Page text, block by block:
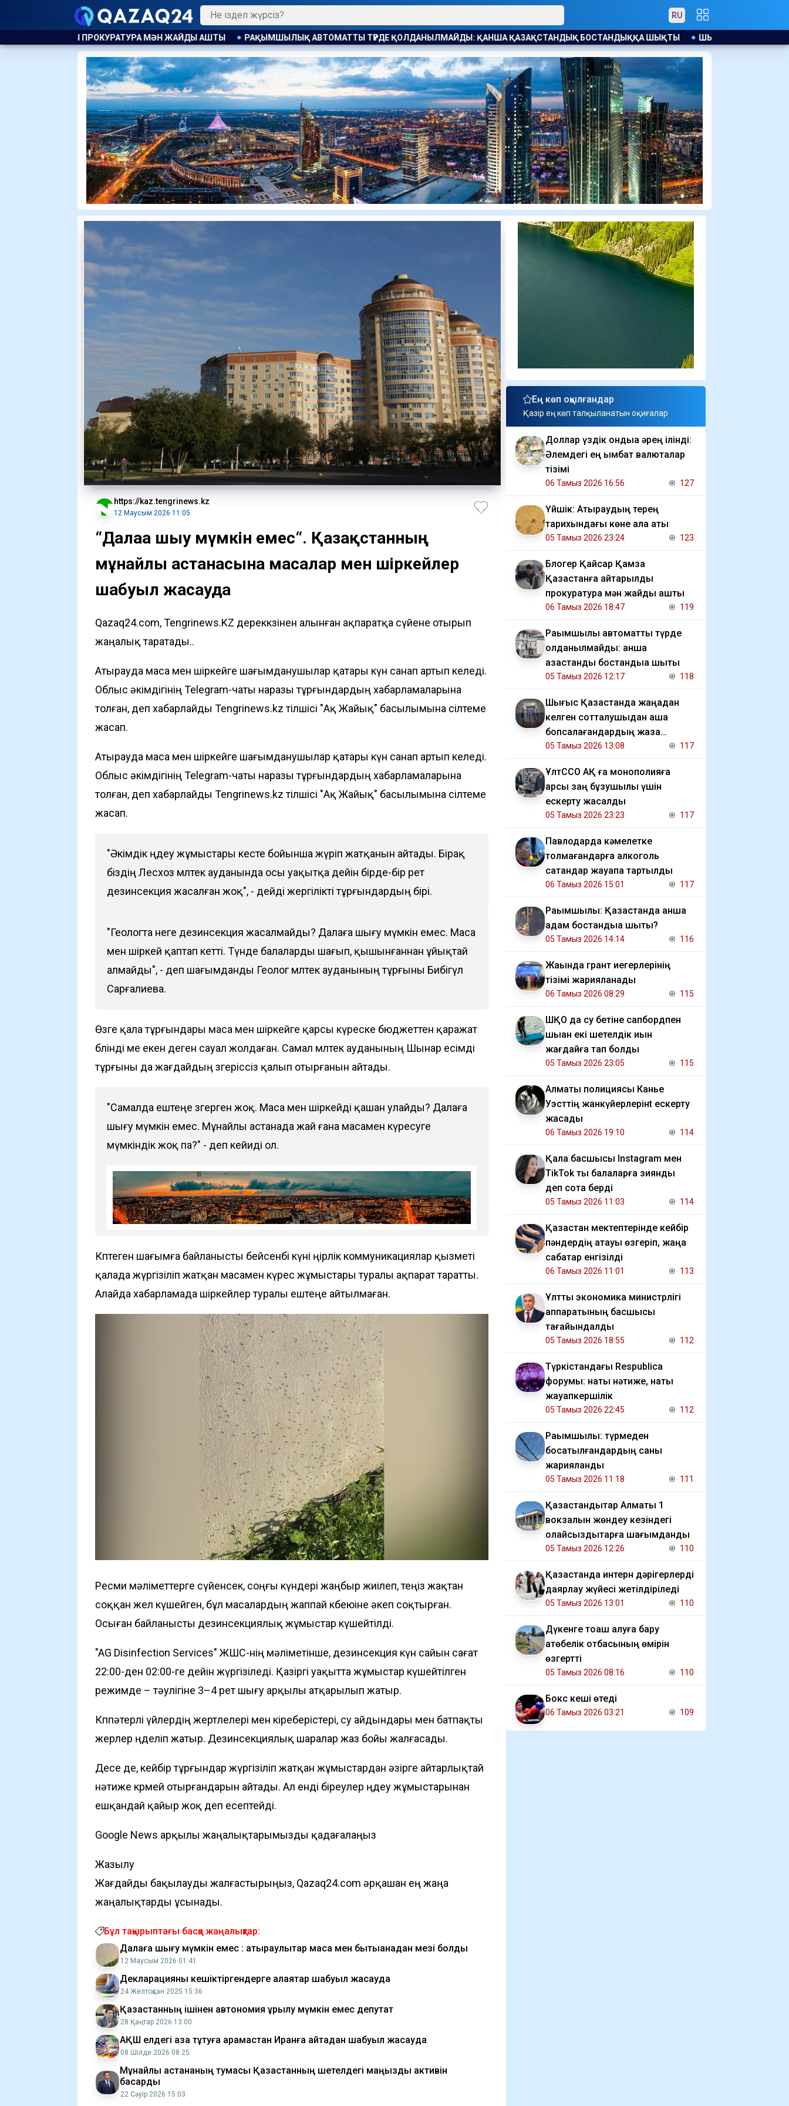
RU
МӘН ЖАЙДЫ АШТЫ РАҚЫМШЫЛЫҚ АВТОМАТТЫ ТҮРДЕ ҚОЛДАНЫЛМАЙДЫ: ҚАНША ҚАЗАҚСТАНДЫҚ БОСТАНДЫҚҚА ШЫҚТЫ ШЫҒЫС ҚАЗАҚСТАНДА ЖАҢАДАН КЕЛГЕН
https://kaz.tengrinews.kz
12 Маусым 2026 11:05
“Далаға шығу мүмкін емес“. Қазақстанның
мұнайлы астанасына масалар мен шіркейлер
шабуыл жасауда
Qazaq24.com, Tengrinews.KZ дереккөзінен алынған ақпаратқа сүйене отырып
жаңалық таратады..
Атырауда маса мен шіркейге шағымданушылар қатары күн санап артып келеді.
Облыс әкімдігінің Telegram-чаты наразы тұрғындардың хабарламаларына
толған, деп хабарлайды Tengrinews.kzтілшісі "Ақ Жайық" басылымына сілтеме
жасап.
Атырауда маса мен шіркейге шағымданушылар қатары күн санап артып келеді.
Облыс әкімдігінің Telegram-чаты наразы тұрғындардың хабарламаларына
толған, деп хабарлайды Tengrinews.kzтілшісі "Ақ Жайық" басылымына сілтеме
жасап.
"Әкімдік өңдеу жұмыстары кесте бойынша жүріп жатқанын айтады. Бірақ
біздің Лесхоз мөлтек ауданында осы уақытқа дейін бірде-бір рет
дезинсекция жасалған жоқ", - дейді жергілікті тұрғындардың бірі.
"Геологта неге дезинсекция жасалмайды? Далаға шығу мүмкін емес. Маса
мен шіркей қаптап кетті. Түнде балаларды шағып, қышынғаннан ұйықтай
алмайды", - деп шағымданды Геолог мөлтек ауданының тұрғыны Бибігүл
Сарғалиева.
Өзге қала тұрғындары маса мен шіркейге қарсы күреске бюджеттен қаражат
бөлінді ме екен деген сауал жолдаған. Самал мөлтек ауданының Шынар есімді
тұрғыны да жағдайдың өзгеріссіз қалып отырғанын айтады.
"Самалда ештеңе өзгерген жоқ. Маса мен шіркейді қашан улайды? Далаға
шығу мүмкін емес. Мұнайлы астанада жай ғана масамен күресуге
мүмкіндік жоқ па?" - деп кейиді ол.
Көптеген шағымға байланысты бейсенбі күні өңірлік коммуникациялар қызметі
қалада жүргізіліп жатқан масамен күрес жұмыстары туралы ақпарат таратты.
Алайда хабарламада шіркейлер туралы ештеңе айтылмаған.
Ресми мәліметтерге сүйенсек, соңғы күндері жаңбыр жиілеп, теңіз жақтан
соққан жел күшейген, бұл масалардың жаппай көбеюіне әкеп соқтырған.
Осыған байланысты дезинсекциялық жұмыстар күшейтілді.
"AG Disinfection Services" ЖШС-нің мәліметінше, дезинсекция күн сайын сағат
22:00-ден 02:00-ге дейін жүргізіледі. Қазіргі уақытта жұмыстар күшейтілген
режимде – тәулігіне 3–4 рет шығу арқылы атқарылып жатыр.
Көппәтерлі үйлердің жертөлелері мен кіреберістері, су айдындары мен батпақты
жерлер өңделіп жатыр. Дезинсекциялық шаралар жаз бойы жалғасады.
Десе де, кейбір тұрғындар жүргізіліп жатқан жұмыстардан әзірге айтарлықтай
нәтиже көрмей отырғандарын айтады. Ал енді біреулер өңдеу жұмыстарынан
ешқандай қайыр жоқ деп есептейді.
Google News арқылы жаңалықтарымызды қадағалаңыз
Жазылу
Жағдайды бақылауды жалғастырыңыз, Qazaq24.com әрқашан ең жаңа
жаңалықтарды ұсынады.
Бұл тақырыптағы басқа жаңалықтар:
Далаға шығу мүмкін емес : атыраулықтар маса мен бытықанадан мезі болды
12 Маусым 2026 01:41
Декларацияны кешіктіргендерге алаяқтар шабуыл жасауда
24 Желтоқсан 2025 15:36
Қазақстанның ішінен автономия құрылу мүмкін емес депутат
28 Қаңтар 2026 13:00
АҚШ елдегі аза тұтуға қарамастан Иранға қайтадан шабуыл жасауда
08 Шілде 2026 08:25
Мұнайлы астананың тумасы Қазақстанның шетелдегі маңызды активін
басқарды
22 Сәуір 2026 15:03
Ең көп оқылғандар
Қазір ең көп талқыланатын оқиғалар
Доллар үздік ондыққа әрең ілінді:
Әлемдегі ең қымбат валюталар
тізімі
06 Тамыз 2026 16:56 127
Үйшік: Атыраудың терең
тарихындағы көне қала аты
05 Тамыз 2026 23:24 123
Блогер Қайсар Қамза
Қазақстанға қайтарылды
прокуратура мән жайды ашты
06 Тамыз 2026 18:47 119
Рақымшылық автоматты түрде
қолданылмайды: қанша
қазақстандық бостандыққа шықты
05 Тамыз 2026 12:17 118
Шығыс Қазақстанда жаңадан
келген сотталушыдан ақша
бопсалағандардың жаза
мерзімі ұзартылды
05 Тамыз 2026 13:08 117
ҰлтССО АҚ ға монополияға
қарсы заң бұзушылық үшін
ескерту жасалды
05 Тамыз 2026 23:23 117
Павлодарда кәмелетке
толмағандарға алкоголь
сатқандар жауапқа тартылды
06 Тамыз 2026 15:01 117
Рақымшылық: Қазақстанда қанша
адам бостандыққа шықты?
05 Тамыз 2026 14:14 116
Жақында грант иегерлерінің
тізімі жарияланады
06 Тамыз 2026 08:29 115
ШҚО да су бетіне сапбордпен
шыққан екі шетелдік қиын
жағдайға тап болды
05 Тамыз 2026 23:05 115
Алматы полициясы Канье
Уэсттің жанкүйерлерінt ескерту
жасады
06 Тамыз 2026 19:10 114
Қала басшысы Instagram мен
TikTok ты балаларға зиянды
деп сотқа берді
05 Тамыз 2026 11:03 114
Қазақстан мектептерінде кейбір
пәндердің атауы өзгеріп, жаңа
сабақтар енгізілді
06 Тамыз 2026 11:01 113
Ұлттық экономика министрлігі
аппаратының басшысы
тағайындалды
05 Тамыз 2026 18:55 112
Түркістандағы Respublica
форумы: нақты нәтиже, нақты
жауапкершілік
05 Тамыз 2026 22:45 112
Рақымшылық: түрмеден
босатылғандардың саны
жарияланды
05 Тамыз 2026 11:18 111
Қазақстандықтар Алматы 1
вокзалын жөндеу кезіндегі
қолайсыздықтарға шағымданды
05 Тамыз 2026 12:26 110
Қазақстанда интерн дәрігерлерді
даярлау жүйесі жетілдіріледі
05 Тамыз 2026 13:01 110
Дүкенге тоқаш алуға бару
ақтөбелік отбасының өмірін
өзгертті
05 Тамыз 2026 08:16 110
Бокс кеші өтеді
06 Тамыз 2026 03:21 109